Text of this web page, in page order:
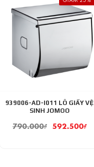
939006-AD-I011 LÔ GIẤY VỆ
SINH JOMOO
790.000₫ 592.500₫